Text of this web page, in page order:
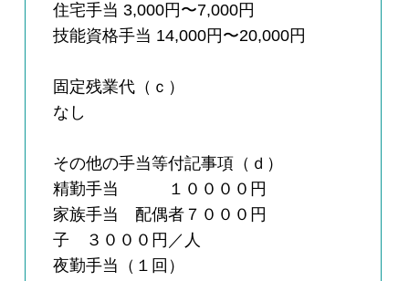
住宅手当 3,000円〜7,000円
技能資格手当 14,000円〜20,000円
固定残業代（ｃ）
なし
その他の手当等付記事項（ｄ）
精勤手当 １００００円
家族手当 配偶者７０００円
子 ３０００円／人
夜勤手当（１回）